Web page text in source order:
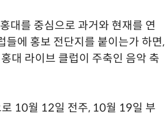
대를 중심으로 과거와 현재를 연
들에 홍보 전단지를 붙이는가 하면,
대 라이브 클럽이 주축인 음악 축
10월 12일 전주, 10월 19일 부